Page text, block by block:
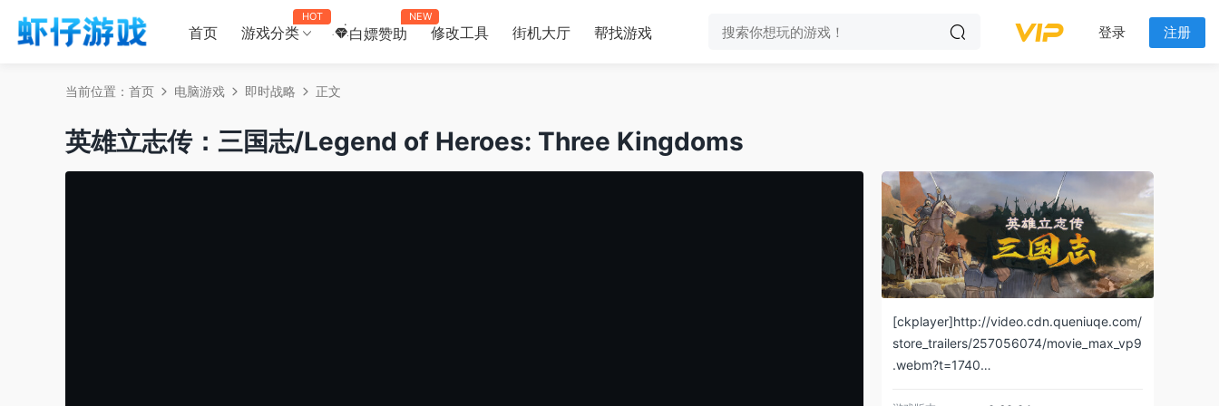
首页 游戏分类
HOT
白嫖赞助
NEW
修改工具 街机大厅 帮找游戏 登录 注册
当前位置： 首页 电脑游戏 即时战略 正文
英雄立志传：三国志/Legend of Heroes: Three Kingdoms
[ckplayer]http://video.cdn.queniuqe.com/
store_trailers/257056074/movie_max_vp9
.webm?t=1740…